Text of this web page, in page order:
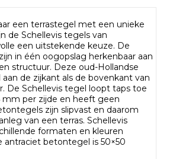
een terrastegel met een unieke
de Schellevis tegels van
een uitstekende keuze. De
in één oogopslag herkenbaar aan
structuur. Deze oud-Hollandse
de zijkant als de bovenkant van
De Schellevis tegel loopt taps toe
mm per zijde en heeft geen
zijn slipvast en daarom
van een terras. Schellevis
formaten en kleuren
antraciet betontegel is 50×50